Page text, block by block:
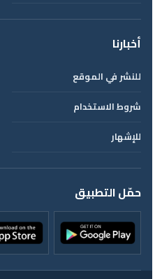
أخبارنا
للنشر في الموقع
شروط الاستخدام
للإشهار
حمّل التطبيق